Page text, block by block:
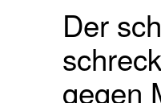
Der
gegen